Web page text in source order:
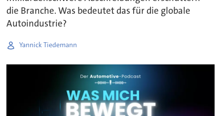
die Branche. Was bedeutet das für die globale
Autoindustrie?
Yannick Tiedemann